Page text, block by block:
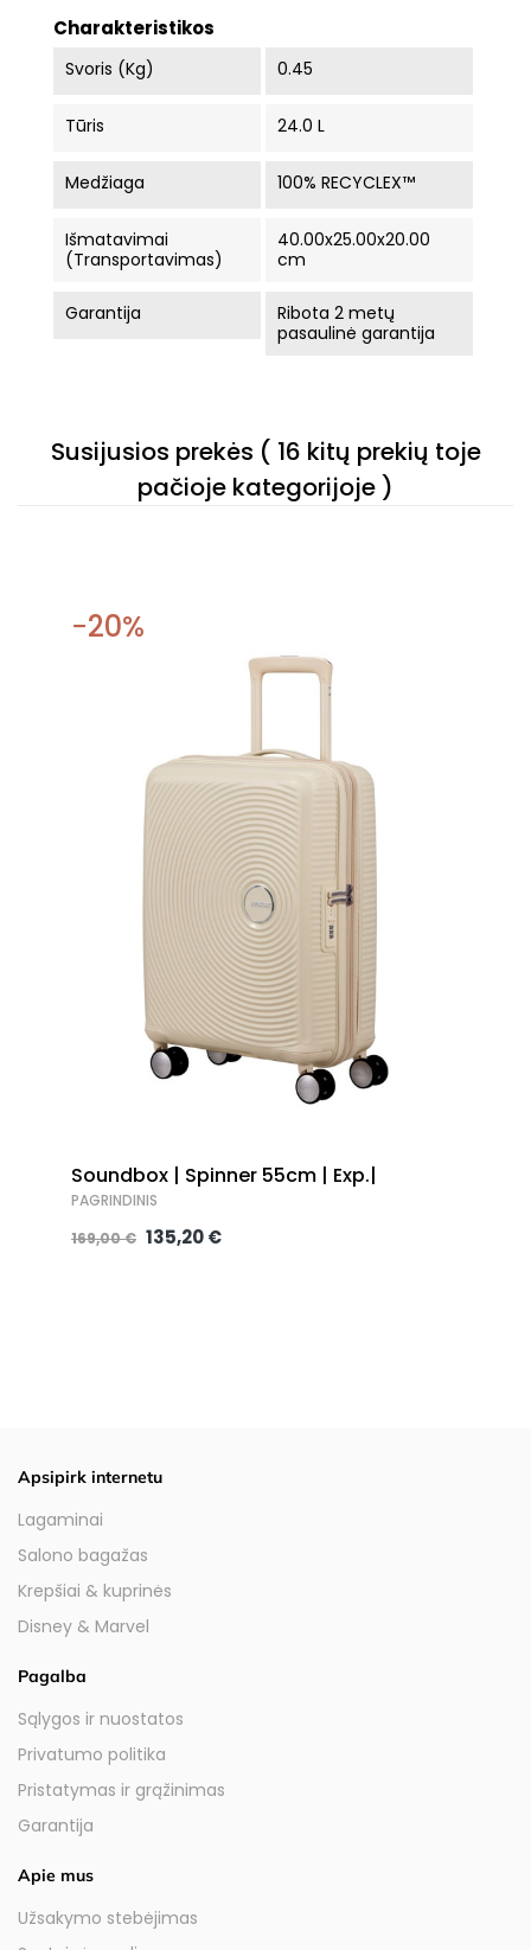
Charakteristikos
Svoris (kg) 0.45
Tūris 24.0 L
Medžiaga 100% RECYCLEX™
Išmatavimai
(Transportavimas)
40.00x25.00x20.00
cm
Garantija
Ribota 2 metų
pasaulinė garantija
Susijusios prekės ( 16 kitų prekių toje
pačioje kategorijoje )
−20%
Soundbox | Spinner 55cm | Exp.|
PAGRINDINIS
169,00 € 135,20 €
Apsipirk internetu
Lagaminai
Salono bagažas
Krepšiai & kuprinės
Disney & Marvel
Pagalba
Sąlygos ir nuostatos
Privatumo politika
Pristatymas ir grąžinimas
Garantija
Apie mus
Užsakymo stebėjimas